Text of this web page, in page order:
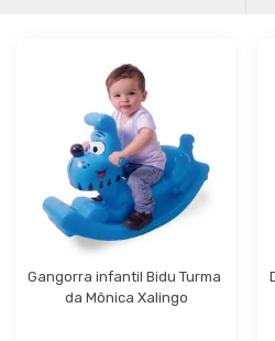
Gangorra infantil Bidu Turma
da Mônica Xalingo